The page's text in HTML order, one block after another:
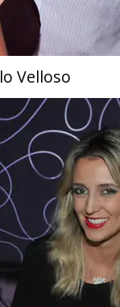
Velloso